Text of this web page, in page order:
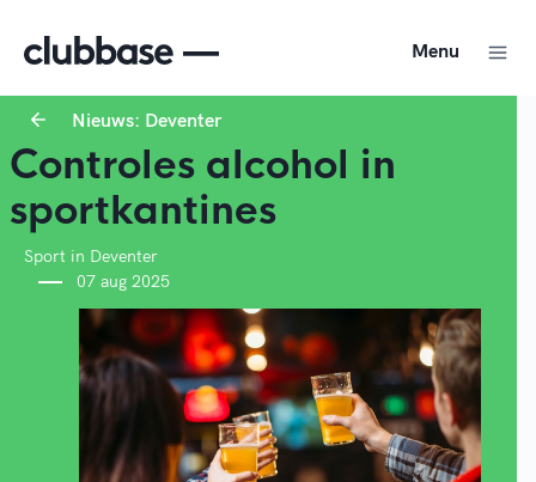
Menu
Nieuws: Deventer
Controles alcohol in
sportkantines
Sport in Deventer
07 aug 2025